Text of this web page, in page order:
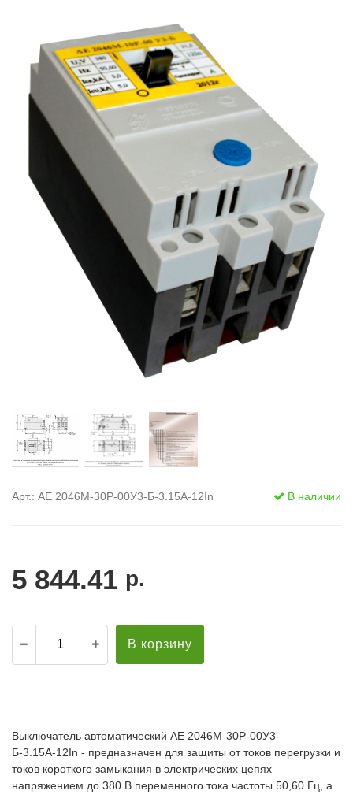
диэлектрические
Стремянки с
Стремянки с
опорой
Ширмы
РЗА (шторы)
Штендеры
Щиты
Арт.: АЕ 2046М-30Р-00У3-Б-3.15А-12In В наличии
5 844.41 р.
В корзину
Выключатель автоматический АЕ 2046М-30Р-00У3-
Б-3.15А-12In - предназначен для защиты от токов перегрузки и
токов короткого замыкания в электрических цепях
напряжением до 380 В переменного тока частоты 50,60 Гц, а